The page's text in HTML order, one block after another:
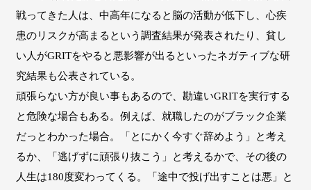
戦ってきた人は、中高年になると脳の活動が低下し、心疾
患のリスクが高まるという調査結果が発表されたり、貧し
い人がGRITをやると悪影響が出るといったネガティブな研
究結果も公表されている。
頑張らない方が良い事もあるので、勘違いGRITを実行する
と危険な場合もある。例えば、就職したのがブラック企業
だっとわかった場合。「とにかく今すぐ辞めよう」と考え
るか、「逃げずに頑張り抜こう」と考えるかで、その後の
人生は180度変わってくる。「途中で投げ出すことは悪」と